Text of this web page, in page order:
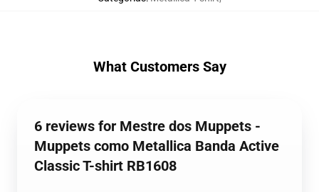
What Customers Say
6 reviews for Mestre dos Muppets -
Muppets como Metallica Banda Active
Classic T-shirt RB1608